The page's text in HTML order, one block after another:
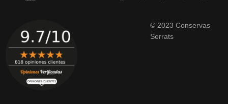
© 2023 Conservas
Serrats